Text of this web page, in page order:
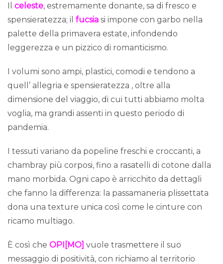
Il celeste, estremamente donante, sa di fresco e
spensieratezza; il fucsia si impone con garbo nella
palette della primavera estate, infondendo
leggerezza e un pizzico di romanticismo.
I volumi sono ampi, plastici, comodi e tendono a
quell’ allegria e spensieratezza , oltre alla
dimensione del viaggio, di cui tutti abbiamo molta
voglia, ma grandi assenti in questo periodo di
pandemia.
I tessuti variano da popeline freschi e croccanti, a
chambray più corposi, fino a rasatelli di cotone dalla
mano morbida. Ogni capo è arricchito da dettagli
che fanno la differenza: la passamaneria plissettata
dona una texture unica così come le cinture con
ricamo multiago.
È così che OPI[MO] vuole trasmettere il suo
messaggio di positività, con richiamo al territorio